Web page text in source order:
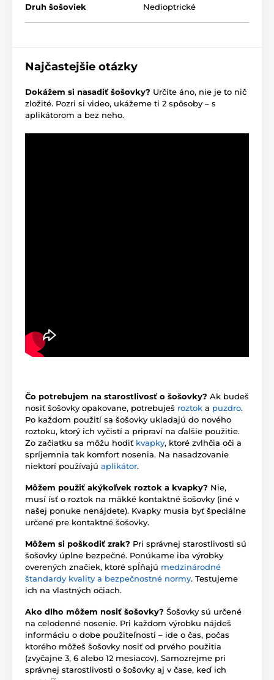
Druh šošoviek Nedioptrické
Najčastejšie otázky
Dokážem si nasadiť šošovky? Určite áno, nie je to nič
zložité. Pozri si video, ukážeme ti 2 spôsoby – s
aplikátorom a bez neho.
Čo potrebujem na starostlivosť o šošovky? Ak budeš
nosiť šošovky opakovane, potrebuješ roztok a puzdro.
Po každom použití sa šošovky ukladajú do nového
roztoku, ktorý ich vyčistí a pripraví na ďalšie použitie.
Zo začiatku sa môžu hodiť kvapky, ktoré zvlhčia oči a
spríjemnia tak komfort nosenia. Na nasadzovanie
niektorí používajú aplikátor.
Môžem použiť akýkoľvek roztok a kvapky? Nie,
musí ísť o roztok na mäkké kontaktné šošovky (iné v
našej ponuke nenájdete). Kvapky musia byť špeciálne
určené pre kontaktné šošovky.
Môžem si poškodiť zrak? Pri správnej starostlivosti sú
šošovky úplne bezpečné. Ponúkame iba výrobky
overených značiek, ktoré spĺňajú medzinárodné
štandardy kvality a bezpečnostné normy. Testujeme
ich na vlastných očiach.
Ako dlho môžem nosiť šošovky? Šošovky sú určené
na celodenné nosenie. Pri každom výrobku nájdeš
informáciu o dobe použiteľnosti – ide o čas, počas
ktorého môžeš šošovky nosiť od prvého použitia
(zvyčajne 3, 6 alebo 12 mesiacov). Samozrejme pri
správnej starostlivosti o šošovky aj v čase, keď ich